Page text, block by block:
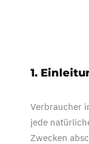
1.
Verbraucher
jede
Zwecken